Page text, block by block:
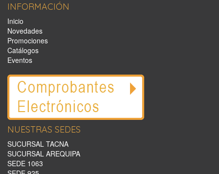
INFORMACIÓN
Inicio
Novedades
Promociones
Catálogos
Eventos
NUESTRAS SEDES
SUCURSAL TACNA
SUCURSAL AREQUIPA
SEDE 1063